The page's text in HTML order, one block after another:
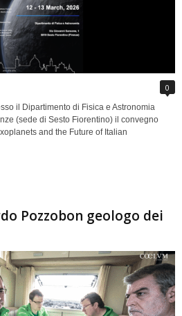
0
il Dipartimento di Fisica e Astronomia
(sede di Sesto Fiorentino) il convegno
and the Future of Italian
Pozzobon geologo dei